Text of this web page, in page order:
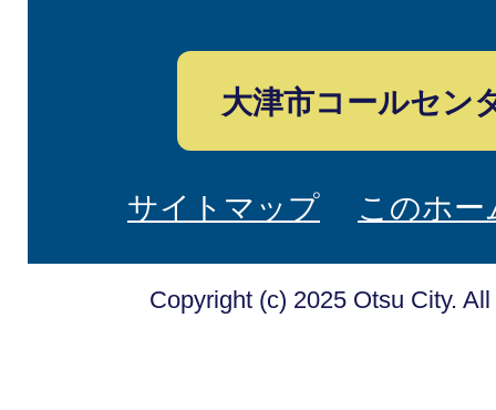
大津市コールセン
サイトマップ このホ
Copyright (c) 2025 Otsu City.